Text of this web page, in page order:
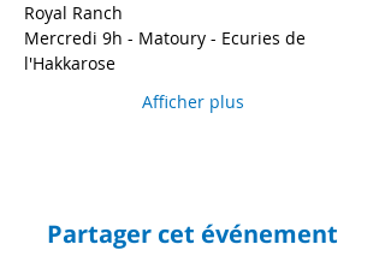
Royal Ranch
Mercredi 9h - Matoury - Ecuries de
l'Hakkarose
Afficher plus
Partager cet événement